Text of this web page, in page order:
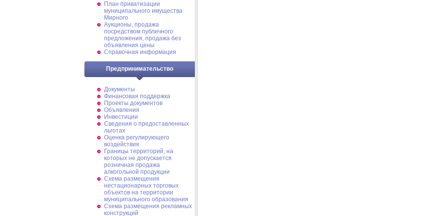
План приватизации
муниципального имущества
Мирного
Аукционы, продажа
посредством публичного
предложения, продажа без
объявления цены
Справочная информация
Предпринимательство
Документы
Финансовая поддержка
Проекты документов
Объявления
Инвестиции
Сведения о предоставленных
льготах
Оценка регулирующего
воздействия
Границы территорий, на
которых не допускается
розничная продажа
алкогольной продукции
Схема размещения
нестационарных торговых
объектов на территории
муниципального образования
Схема размещения рекламных
конструкций